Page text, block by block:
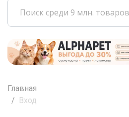
Главная
Вход